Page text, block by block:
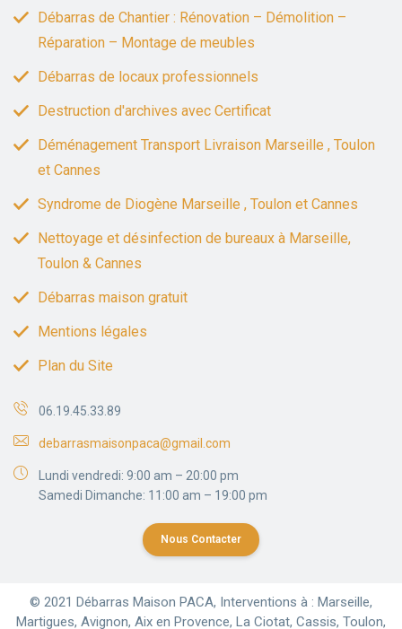
Débarras de Chantier : Rénovation – Démolition –
Réparation – Montage de meubles
Débarras de locaux professionnels
Destruction d'archives avec Certificat
Déménagement Transport Livraison Marseille , Toulon
et Cannes
Syndrome de Diogène Marseille , Toulon et Cannes
Nettoyage et désinfection de bureaux à Marseille,
Toulon & Cannes
Débarras maison gratuit
Mentions légales
Plan du Site
06.19.45.33.89
debarrasmaisonpaca@gmail.com
Lundi vendredi: 9:00 am – 20:00 pm
Samedi Dimanche: 11:00 am – 19:00 pm
Nous Contacter
© 2021 Débarras Maison PACA, Interventions à : Marseille,
Martigues, Avignon, Aix en Provence, La Ciotat, Cassis, Toulon,